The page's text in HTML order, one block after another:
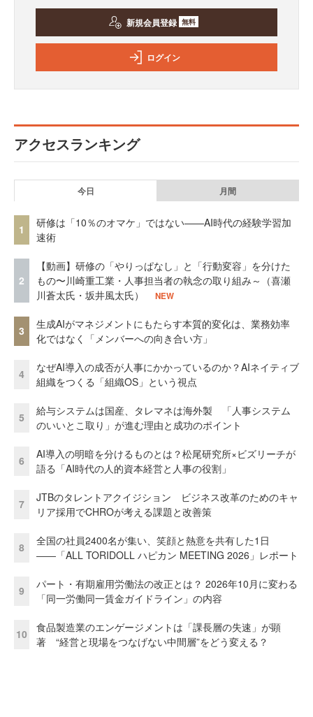
新規会員登録 無料
ログイン
アクセスランキング
今日 月間
1
研修は「10％のオマケ」ではない——AI時代の経験学習加
速術
2
【動画】研修の「やりっぱなし」と「行動変容」を分けた
もの〜川崎重工業・人事担当者の執念の取り組み～（喜瀬
川蒼太氏・坂井風太氏）
NEW
3
生成AIがマネジメントにもたらす本質的変化は、業務効率
化ではなく「メンバーへの向き合い方」
4
なぜAI導入の成否が人事にかかっているのか？AIネイティブ
組織をつくる「組織OS」という視点
5
給与システムは国産、タレマネは海外製 「人事システム
のいいとこ取り」が進む理由と成功のポイント
6
AI導入の明暗を分けるものとは？松尾研究所×ビズリーチが
語る「AI時代の人的資本経営と人事の役割」
7
JTBのタレントアクイジション ビジネス改革のためのキャ
リア採用でCHROが考える課題と改善策
8
全国の社員2400名が集い、笑顔と熱意を共有した1日
――「ALL TORIDOLL ハピカン MEETING 2026」レポート
9
パート・有期雇用労働法の改正とは？ 2026年10月に変わる
「同一労働同一賃金ガイドライン」の内容
10
食品製造業のエンゲージメントは「課長層の失速」が顕
著 “経営と現場をつなげない中間層”をどう変える？